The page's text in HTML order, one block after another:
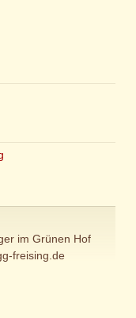
im Grünen Hof
freising.de